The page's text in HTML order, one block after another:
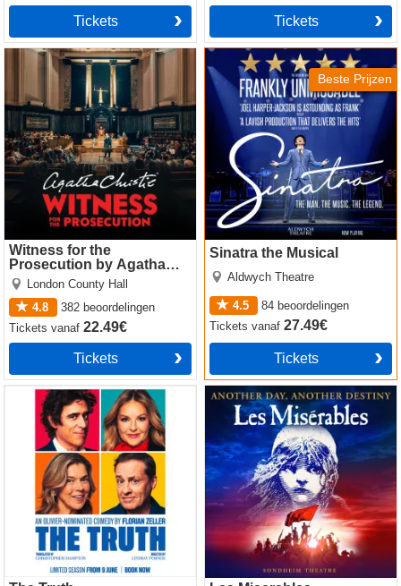
Tickets Tickets
Witness for the
Prosecution by Agatha
Christie
London County Hall
4.8
382 beoordelingen
Ticketsvanaf22.49€
Tickets
Witness for the Prosecution
by Agatha Christie
Beste Prijzen
Sinatra the Musical
Aldwych Theatre
4.5 84 beoordelingen
Ticketsvanaf27.49€
Tickets
Sinatra the Musical
The Truth Les Miserables